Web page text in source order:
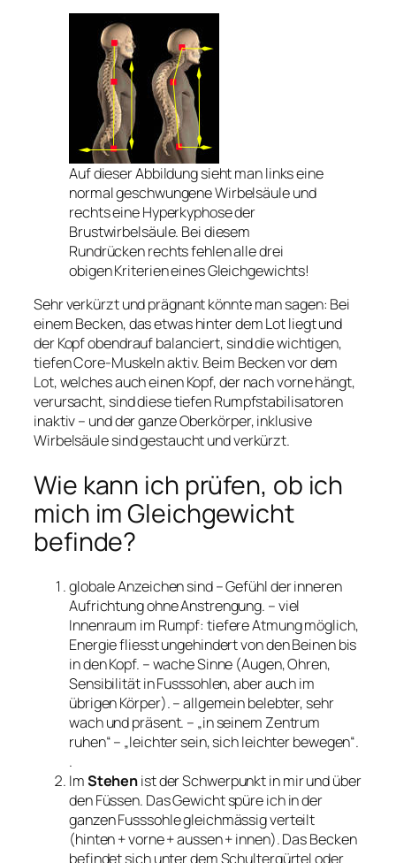
Auf dieser Abbildung sieht man links eine
normal geschwungene Wirbelsäule und
rechts eine Hyperkyphose der
Brustwirbelsäule. Bei diesem
Rundrücken rechts fehlen alle drei
obigen Kriterien eines Gleichgewichts!
Sehr verkürzt und prägnant könnte man sagen: Bei
einem Becken, das etwas hinter dem Lot liegt und
der Kopf obendrauf balanciert, sind die wichtigen,
tiefen Core-Muskeln aktiv. Beim Becken vor dem
Lot, welches auch einen Kopf, der nach vorne hängt,
verursacht, sind diese tiefen Rumpfstabilisatoren
inaktiv – und der ganze Oberkörper, inklusive
Wirbelsäule sind gestaucht und verkürzt.
Wie kann ich prüfen, ob ich
mich im Gleichgewicht
befinde?
globale Anzeichen sind – Gefühl der inneren
Aufrichtung ohne Anstrengung. – viel
Innenraum im Rumpf: tiefere Atmung möglich,
Energie fliesst ungehindert von den Beinen bis
in den Kopf. – wache Sinne (Augen, Ohren,
Sensibilität in Fusssohlen, aber auch im
übrigen Körper). – allgemein belebter, sehr
wach und präsent. – „in seinem Zentrum
ruhen“ – „leichter sein, sich leichter bewegen“.
.
ImStehenist der Schwerpunkt in mir und über
den Füssen. Das Gewicht spüre ich in der
ganzen Fusssohle gleichmässig verteilt
(hinten + vorne + aussen + innen). Das Becken
befindet sich unter dem Schultergürtel oder